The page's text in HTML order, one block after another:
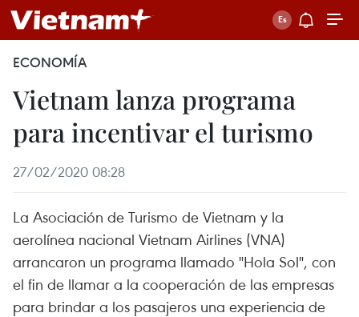
ECONOMÍA
Vietnam lanza programa
para incentivar el turismo
27/02/2020 08:28
La Asociación de Turismo de Vietnam y la
aerolínea nacional Vietnam Airlines (VNA)
arrancaron un programa llamado "Hola Sol", con
el fin de llamar a la cooperación de las empresas
para brindar a los pasajeros una experiencia de